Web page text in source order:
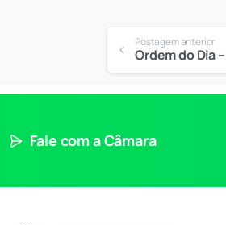
Postagem anterior
Fale com a Câmara